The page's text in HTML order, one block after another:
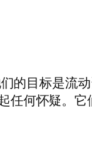
的目标是
任何怀疑。它